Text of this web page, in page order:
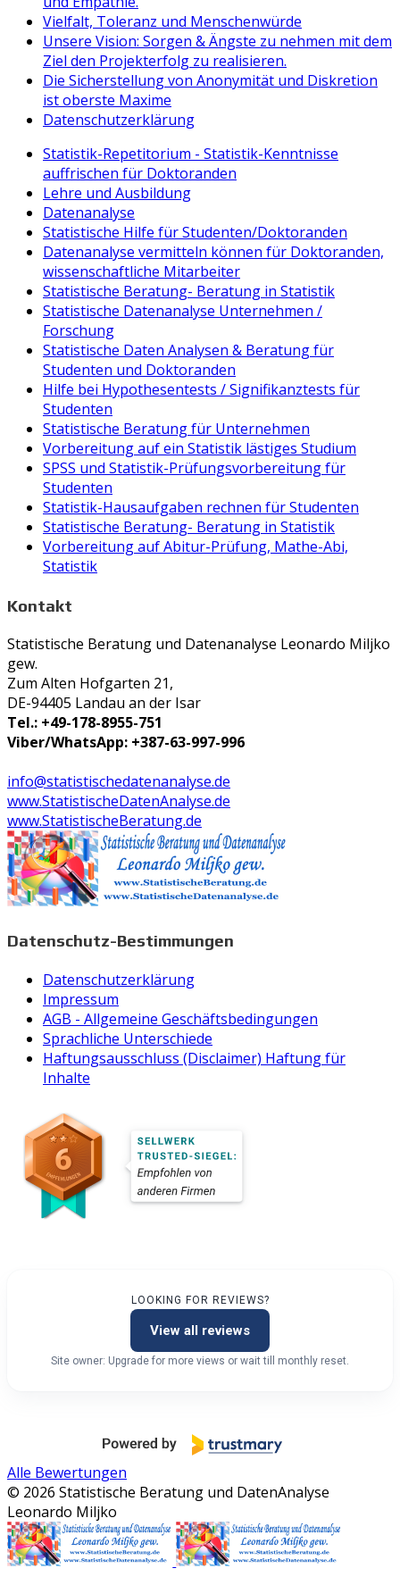
Vielfalt, Toleranz und Menschenwürde
Unsere Vision: Sorgen & Ängste zu nehmen mit dem
Ziel den Projekterfolg zu realisieren.
Die Sicherstellung von Anonymität und Diskretion
ist oberste Maxime
Datenschutzerklärung
Statistik-Repetitorium - Statistik-Kenntnisse
auffrischen für Doktoranden
Lehre und Ausbildung
Datenanalyse
Statistische Hilfe für Studenten/Doktoranden
Datenanalyse vermitteln können für Doktoranden,
wissenschaftliche Mitarbeiter
Statistische Beratung- Beratung in Statistik
Statistische Datenanalyse Unternehmen /
Forschung
Statistische Daten Analysen & Beratung für
Studenten und Doktoranden
Hilfe bei Hypothesentests / Signifikanztests für
Studenten
Statistische Beratung für Unternehmen
Vorbereitung auf ein Statistik lästiges Studium
SPSS und Statistik-Prüfungsvorbereitung für
Studenten
Statistik-Hausaufgaben rechnen für Studenten
Statistische Beratung- Beratung in Statistik
Vorbereitung auf Abitur-Prüfung, Mathe-Abi,
Statistik
Kontakt
Statistische Beratung und Datenanalyse Leonardo Miljko
gew.
Zum Alten Hofgarten 21,
DE-94405 Landau an der Isar
Tel.: +49-178-8955-751
Viber/WhatsApp: +387-63-997-996
info@statistischedatenanalyse.de
www.StatistischeDatenAnalyse.de
www.StatistischeBeratung.de
Datenschutz-Bestimmungen
Datenschutzerklärung
Impressum
AGB - Allgemeine Geschäftsbedingungen
Sprachliche Unterschiede
Haftungsausschluss (Disclaimer) Haftung für
Inhalte
LOOKING FOR REVIEWS?
View all reviews
Site owner: Upgrade for more views or wait till monthly reset.
Alle Bewertungen
© 2026 Statistische Beratung und DatenAnalyse
Leonardo Miljko